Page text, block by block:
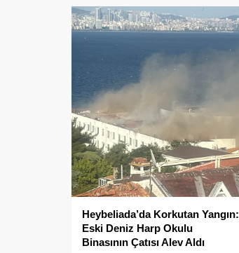
Heybeliada’da Korkutan Yangın:
Eski Deniz Harp Okulu
Binasının Çatısı Alev Aldı